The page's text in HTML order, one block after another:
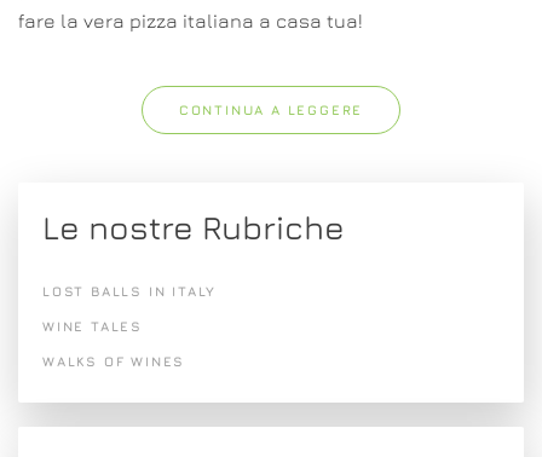
fare la vera pizza italiana a casa tua!
CONTINUA A LEGGERE
Le nostre Rubriche
LOST BALLS IN ITALY
WINE TALES
WALKS OF WINES